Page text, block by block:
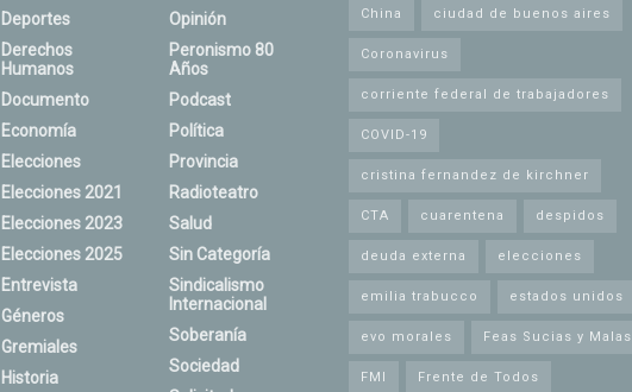
Deportes
Derechos
Humanos
Documento
Economía
Elecciones
Elecciones 2021
Elecciones 2023
Elecciones 2025
Entrevista
Géneros
Gremiales
Historia
Opinión
Peronismo 80
Años
Podcast
Política
Provincia
Radioteatro
Salud
Sin Categoría
Sindicalismo
Internacional
Soberanía
Sociedad
China ciudad de buenos aires
Coronavirus
corriente federal de trabajadores
COVID-19
cristina fernandez de kirchner
CTA cuarentena despidos
deuda externa elecciones
emilia trabucco estados unidos
evo morales Feas Sucias y Malas
FMI Frente de Todos